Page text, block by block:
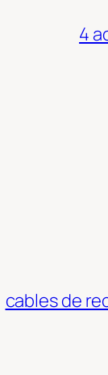
4
cables de